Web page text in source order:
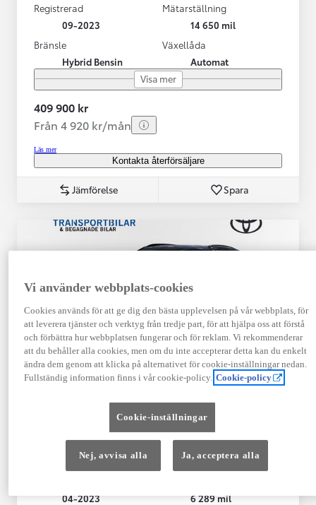
Registrerad
09-2023
Mätarställning
14 650 mil
Bränsle
Hybrid Bensin
Växellåda
Automat
Visa mer
409 900 kr
Från 4 920 kr/mån
Läs mer
Kontakta återförsäljare
Jämförelse Spara
Toyota Yaris Cross
Toyota Yaris Cross 1,5 Hybrid Adventure Drag V-Hjul
KRYLBO
04-2023
6 289 mil
Vi använder webbplats-cookies
Cookies används för att ge dig den bästa upplevelsen på vår webbplats, för
att leverera tjänster och verktyg från tredje part, för att hjälpa oss att förstå
och förbättra hur webbplatsen fungerar och för reklam. Vi rekommenderar
att du behåller alla cookies, men om du inte accepterar detta kan du enkelt
ändra dem genom att klicka på alternativet för cookie-inställningar nedan.
Fullständig information finns i vår cookie-policy. Cookie-policy
Cookie-inställningar
Nej, avvisa alla Ja, acceptera alla